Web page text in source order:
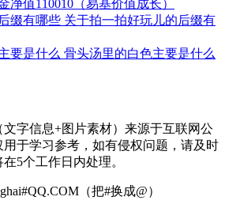
净值110010（易基价值成长）
缀有哪些 关于拍一拍好玩儿的后缀有
要是什么 骨头汤里的白色主要是什么
字信息+图片素材）来源于互联网公
于学习参考，如有侵权问题，请及时
5个工作日内处理。
（把#换成@）